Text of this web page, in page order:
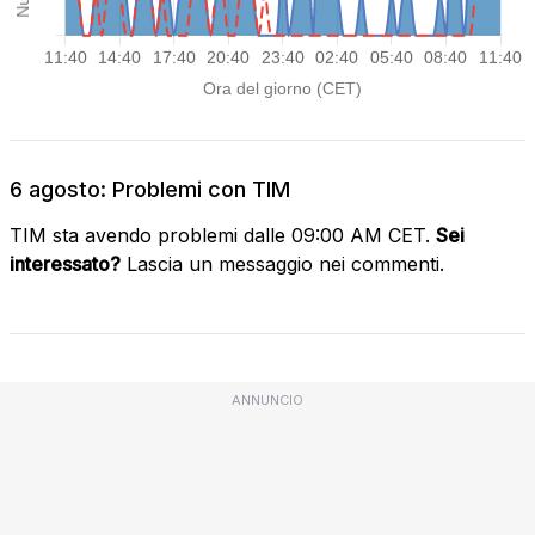
6 agosto: Problemi con TIM
TIM sta avendo problemi dalle 09:00 AM CET. Sei
interessato? Lascia un messaggio nei commenti.
ANNUNCIO